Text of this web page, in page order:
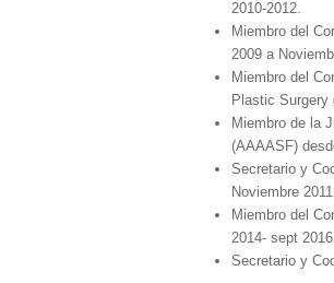
2010-2012.
Miembro del
2009 a
Miembro del
Plastic Surgery
Miembro de la
(AAAASF)
Secretario y
Noviembre 2011.
Miembro del
2014- sept 2016.
Secretario y